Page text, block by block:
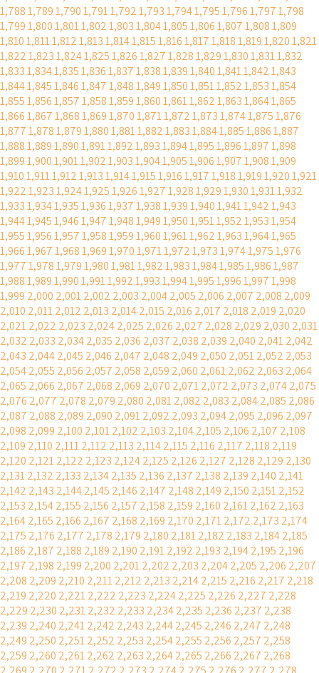
1,7881,7891,7901,7911,7921,7931,7941,7951,7961,7971,798
1,7991,8001,8011,8021,8031,8041,8051,8061,8071,8081,809
1,8101,8111,8121,8131,8141,8151,8161,8171,8181,8191,8201,821
1,8221,8231,8241,8251,8261,8271,8281,8291,8301,8311,832
1,8331,8341,8351,8361,8371,8381,8391,8401,8411,8421,843
1,8441,8451,8461,8471,8481,8491,8501,8511,8521,8531,854
1,8551,8561,8571,8581,8591,8601,8611,8621,8631,8641,865
1,8661,8671,8681,8691,8701,8711,8721,8731,8741,8751,876
1,8771,8781,8791,8801,8811,8821,8831,8841,8851,8861,887
1,8881,8891,8901,8911,8921,8931,8941,8951,8961,8971,898
1,8991,9001,9011,9021,9031,9041,9051,9061,9071,9081,909
1,9101,9111,9121,9131,9141,9151,9161,9171,9181,9191,9201,921
1,9221,9231,9241,9251,9261,9271,9281,9291,9301,9311,932
1,9331,9341,9351,9361,9371,9381,9391,9401,9411,9421,943
1,9441,9451,9461,9471,9481,9491,9501,9511,9521,9531,954
1,9551,9561,9571,9581,9591,9601,9611,9621,9631,9641,965
1,9661,9671,9681,9691,9701,9711,9721,9731,9741,9751,976
1,9771,9781,9791,9801,9811,9821,9831,9841,9851,9861,987
1,9881,9891,9901,9911,9921,9931,9941,9951,9961,9971,998
1,999 2,000 2,0012,002 2,003 2,0042,005 2,006 2,007 2,008 2,009
2,010 2,0112,012 2,013 2,0142,015 2,016 2,017 2,018 2,019 2,020
2,0212,022 2,023 2,0242,025 2,026 2,027 2,028 2,029 2,030 2,031
2,032 2,033 2,0342,035 2,036 2,037 2,038 2,039 2,040 2,0412,042
2,043 2,0442,045 2,046 2,047 2,048 2,049 2,050 2,0512,052 2,053
2,0542,055 2,056 2,057 2,058 2,059 2,060 2,0612,062 2,063 2,064
2,065 2,066 2,067 2,068 2,069 2,070 2,0712,072 2,073 2,0742,075
2,076 2,077 2,078 2,079 2,080 2,0812,082 2,083 2,0842,085 2,086
2,087 2,088 2,089 2,090 2,0912,092 2,093 2,0942,095 2,096 2,097
2,098 2,099 2,100 2,1012,102 2,103 2,1042,105 2,106 2,107 2,108
2,109 2,110 2,1112,112 2,113 2,1142,115 2,116 2,117 2,118 2,119
2,120 2,1212,122 2,123 2,1242,125 2,126 2,127 2,128 2,129 2,130
2,1312,132 2,133 2,1342,135 2,136 2,137 2,138 2,139 2,140 2,141
2,142 2,143 2,1442,145 2,146 2,147 2,148 2,149 2,150 2,1512,152
2,153 2,1542,155 2,156 2,157 2,158 2,159 2,160 2,1612,162 2,163
2,1642,165 2,166 2,167 2,168 2,169 2,170 2,1712,172 2,173 2,174
2,175 2,176 2,177 2,178 2,179 2,180 2,1812,182 2,183 2,1842,185
2,186 2,187 2,188 2,189 2,190 2,1912,192 2,193 2,1942,195 2,196
2,197 2,198 2,199 2,200 2,2012,202 2,203 2,2042,205 2,206 2,207
2,208 2,209 2,210 2,2112,212 2,213 2,2142,215 2,216 2,217 2,218
2,219 2,220 2,2212,222 2,223 2,2242,225 2,226 2,227 2,228
2,229 2,230 2,2312,232 2,233 2,2342,235 2,236 2,237 2,238
2,239 2,240 2,2412,242 2,243 2,2442,245 2,246 2,247 2,248
2,249 2,250 2,2512,252 2,253 2,2542,255 2,256 2,257 2,258
2,259 2,260 2,2612,262 2,263 2,2642,265 2,266 2,267 2,268